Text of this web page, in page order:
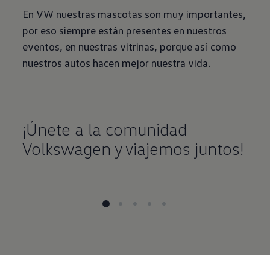
En VW nuestras mascotas son muy importantes,
por eso siempre están presentes en nuestros
eventos, en nuestras vitrinas, porque así como
nuestros autos hacen mejor nuestra vida.
¡Únete a la comunidad
Volkswagen y viajemos juntos!